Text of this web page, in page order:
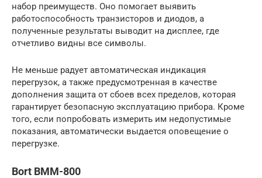
набор преимуществ. Оно помогает выявить
работоспособность транзисторов и диодов, а
полученные результаты выводит на дисплее, где
отчетливо видны все символы.
Не меньше радует автоматическая индикация
перегрузок, а также предусмотренная в качестве
дополнения защита от сбоев всех пределов, которая
гарантирует безопасную эксплуатацию прибора. Кроме
того, если попробовать измерить им недопустимые
показания, автоматически выдается оповещение о
перегрузке.
Bort BMM-800